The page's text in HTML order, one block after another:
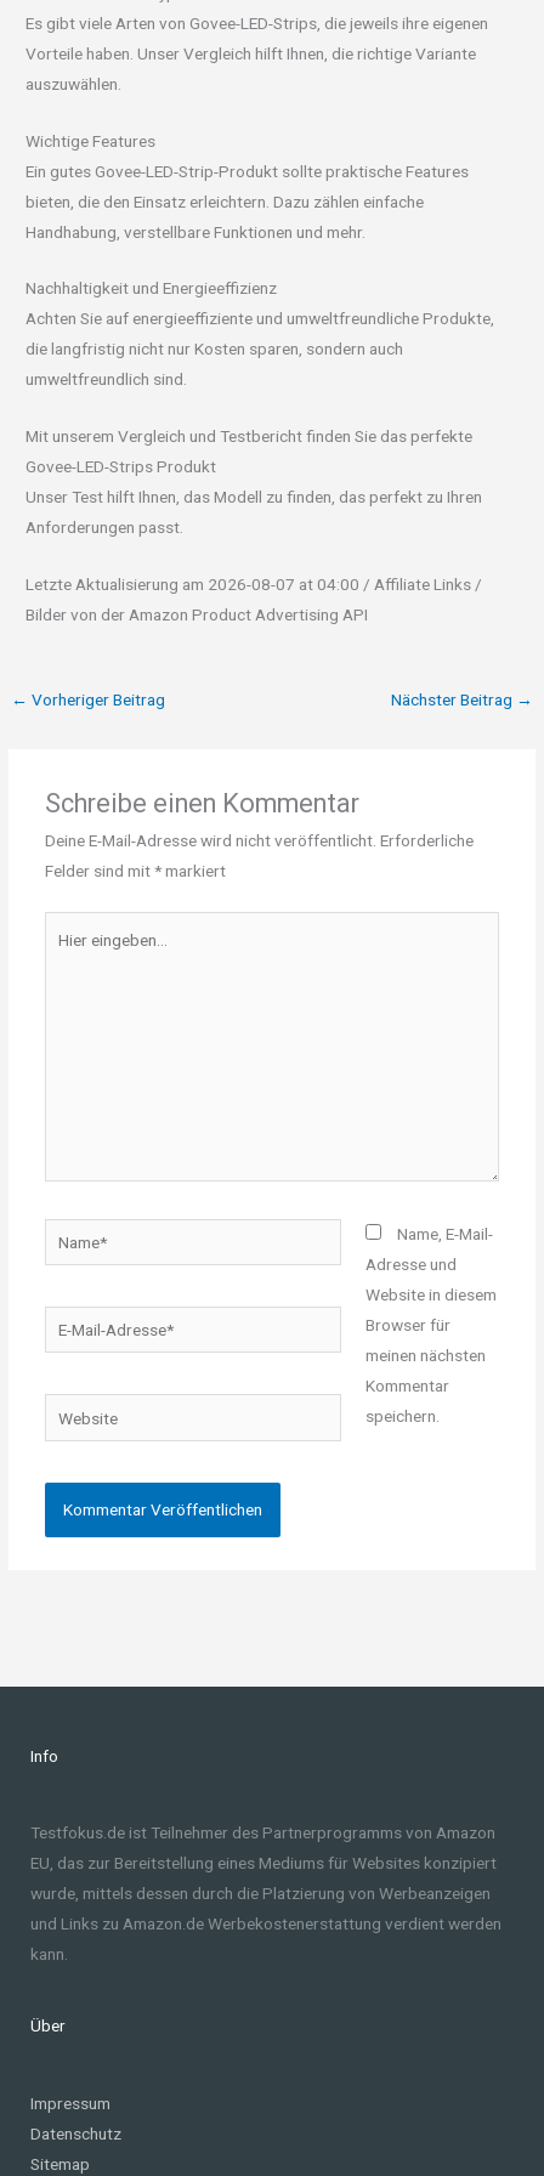
Es gibt viele Arten von Govee-LED-Strips, die jeweils ihre eigenen
Vorteile haben. Unser Vergleich hilft Ihnen, die richtige Variante
auszuwählen.
Wichtige Features
Ein gutes Govee-LED-Strip-Produkt sollte praktische Features
bieten, die den Einsatz erleichtern. Dazu zählen einfache
Handhabung, verstellbare Funktionen und mehr.
Nachhaltigkeit und Energieeffizienz
Achten Sie auf energieeffiziente und umweltfreundliche Produkte,
die langfristig nicht nur Kosten sparen, sondern auch
umweltfreundlich sind.
Mit unserem Vergleich und Testbericht finden Sie das perfekte
Govee-LED-Strips Produkt
Unser Test hilft Ihnen, das Modell zu finden, das perfekt zu Ihren
Anforderungen passt.
Letzte Aktualisierung am 2026-08-07 at 04:00 / Affiliate Links /
Bilder von der Amazon Product Advertising API
← Vorheriger Beitrag Nächster Beitrag →
Schreibe einen Kommentar
Deine E-Mail-Adresse wird nicht veröffentlicht. Erforderliche
Felder sind mit*markiert
eingeben…
Mail-
Website
Name, E-Mail-
Adresse und
Website in diesem
Browser für
meinen nächsten
Kommentar
speichern.
Info
Testfokus.de ist Teilnehmer des Partnerprogramms von Amazon
EU, das zur Bereitstellung eines Mediums für Websites konzipiert
wurde, mittels dessen durch die Platzierung von Werbeanzeigen
und Links zu Amazon.de Werbekostenerstattung verdient werden
kann.
Über
Impressum
Datenschutz
Sitemap